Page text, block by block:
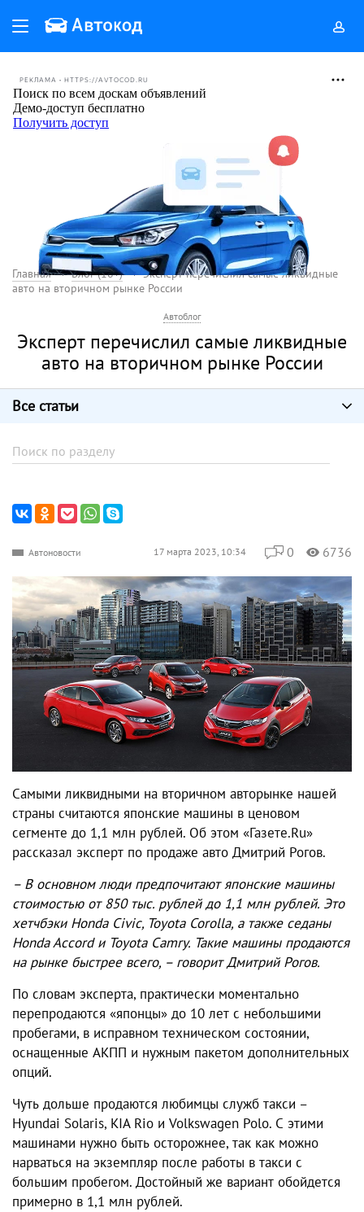
РЕКЛАМА • HTTPS://AVTOCOD.RU
Главная Блог (18+)
Эксперт перечислил самые ликвидные
авто на вторичном рынке России
Автоблог
Эксперт перечислил самые ликвидные
авто на вторичном рынке России
Все статьи
Автоновости 17 марта 2023, 10:34 0 6736
Самыми ликвидными на вторичном авторынке нашей
страны считаются японские машины в ценовом
сегменте до 1,1 млн рублей. Об этом «Газете.Ru»
рассказал эксперт по продаже авто Дмитрий Рогов.
– В основном люди предпочитают японские машины
стоимостью от 850 тыс. рублей до 1,1 млн рублей. Это
хетчбэки Honda Civic, Toyota Corolla, а также седаны
Honda Accord и Toyota Camry. Такие машины продаются
на рынке быстрее всего, – говорит Дмитрий Рогов.
По словам эксперта, практически моментально
перепродаются «японцы» до 10 лет с небольшими
пробегами, в исправном техническом состоянии,
оснащенные АКПП и нужным пакетом дополнительных
опций.
Чуть дольше продаются любимцы служб такси –
Hyundai Solaris, KIA Rio и Volkswagen Polo. С этими
машинами нужно быть осторожнее, так как можно
нарваться на экземпляр после работы в такси с
большим пробегом. Достойный же вариант обойдется
примерно в 1,1 млн рублей.